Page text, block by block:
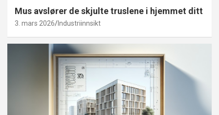
Mus avslører de skjulte truslene i hjemmet ditt
3. mars 2026 Industriinnsikt